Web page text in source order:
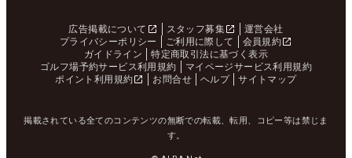
広告掲載について スタッフ募集
運営会社
プライバシーポリシー
ご利用に際して
会員規約
ガイドライン
特定商取引法に基づく表示
ゴルフ場予約サービス利用規約
マイページサービス利用規約
ポイント利用規約
お問合せ ヘルプ サイトマップ
掲載されている全てのコンテンツの無断での転載、転用、コピー等は禁じま
す。